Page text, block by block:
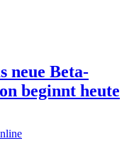
neue Beta-
beginnt heute